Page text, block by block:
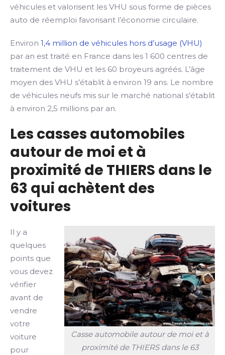
véhicules et valorisent les VHU sous forme de pièces
auto de réemploi favorisant l’économie circulaire.
Environ 1,4 million de véhicules hors d’usage (VHU)
par an est traité en France dans les 1 600 centres de
traitement de VHU et les 60 broyeurs agréés. L’âge
moyen des VHU s’établit à environ 19 ans. Le nombre
de véhicules neufs mis sur le marché national s’établit
à environ 2,5 millions par an.
Les casses automobiles
autour de moi et à
proximité de THIERS dans le
63 qui achètent des
voitures
Casse automobile autour de moi et à
proximité de THIERS dans le 63
Il y a
quelques
points que
vous devez
vérifier
avant de
vendre
votre
voiture
pour